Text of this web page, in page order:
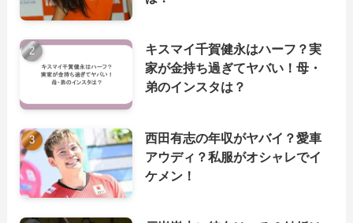
キスマイ千賀健永はハーフ？実
家が金持ち過ぎてヤバい！母・
弟のインスタは？
西田有志の年収がヤバイ？愛車
アウディ？私服がオシャレでイ
ケメン！